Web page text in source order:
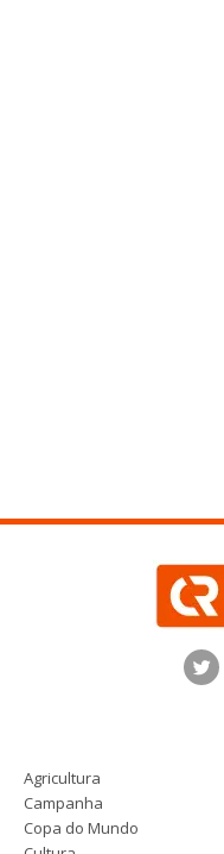
Agricultura
Campanha
Copa do Mundo